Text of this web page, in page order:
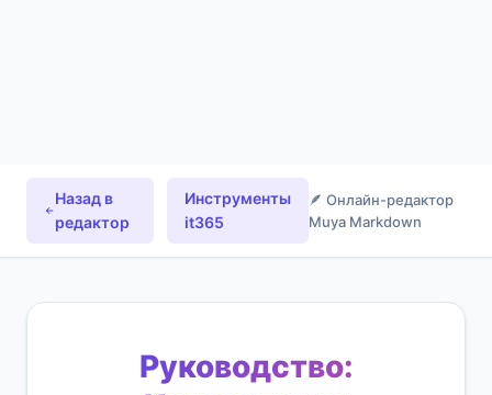
Назад в
редактор
Инструменты
it365
🪶 Онлайн-редактор
Muya Markdown
Руководство: